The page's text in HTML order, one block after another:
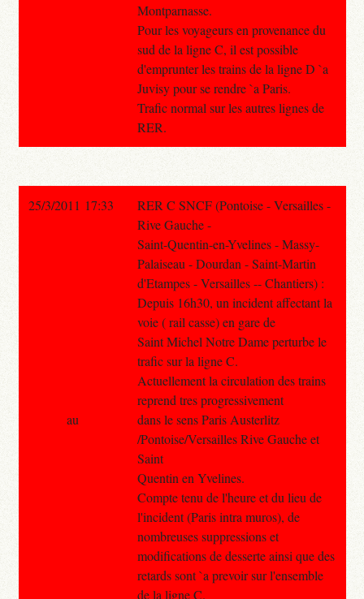
Montparnasse.
Pour les voyageurs en provenance du
sud de la ligne C, il est possible
d'emprunter les trains de la ligne D `a
Juvisy pour se rendre `a Paris.
Trafic normal sur les autres lignes de
RER.
25/3/2011 17:33
RER C SNCF (Pontoise - Versailles -
Rive Gauche -
Saint-Quentin-en-Yvelines - Massy-
Palaiseau - Dourdan - Saint-Martin
d'Etampes - Versailles -- Chantiers) :
Depuis 16h30, un incident affectant la
voie ( rail casse) en gare de
Saint Michel Notre Dame perturbe le
trafic sur la ligne C.
Actuellement la circulation des trains
reprend tres progressivement
dans le sens Paris Austerlitz
/Pontoise/Versailles Rive Gauche et
Saint
Quentin en Yvelines.
Compte tenu de l'heure et du lieu de
l'incident (Paris intra muros), de
nombreuses suppressions et
modifications de desserte ainsi que des
retards sont `a prevoir sur l'ensemble
de la ligne C.
au